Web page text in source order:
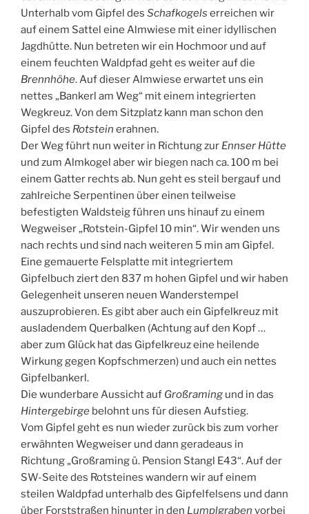
Unterhalb vom Gipfel des Schafkogels erreichen wir
auf einem Sattel eine Almwiese mit einer idyllischen
Jagdhütte. Nun betreten wir ein Hochmoor und auf
einem feuchten Waldpfad geht es weiter auf die
Brennhöhe. Auf dieser Almwiese erwartet uns ein
nettes „Bankerl am Weg“ mit einem integrierten
Wegkreuz. Von dem Sitzplatz kann man schon den
Gipfel des Rotstein erahnen.
Der Weg führt nun weiter in Richtung zur Ennser Hütte
und zum Almkogel aber wir biegen nach ca. 100 m bei
einem Gatter rechts ab. Nun geht es steil bergauf und
zahlreiche Serpentinen über einen teilweise
befestigten Waldsteig führen uns hinauf zu einem
Wegweiser „Rotstein-Gipfel 10 min“. Wir wenden uns
nach rechts und sind nach weiteren 5 min am Gipfel.
Eine gemauerte Felsplatte mit integriertem
Gipfelbuch ziert den 837 m hohen Gipfel und wir haben
Gelegenheit unseren neuen Wanderstempel
auszuprobieren. Es gibt aber auch ein Gipfelkreuz mit
ausladendem Querbalken (Achtung auf den Kopf …
aber zum Glück hat das Gipfelkreuz eine heilende
Wirkung gegen Kopfschmerzen) und auch ein nettes
Gipfelbankerl.
Die wunderbare Aussicht auf Großraming und in das
Hintergebirge belohnt uns für diesen Aufstieg.
Vom Gipfel geht es nun wieder zurück bis zum vorher
erwähnten Wegweiser und dann geradeaus in
Richtung „Großraming ü. Pension Stangl E43“. Auf der
SW-Seite des Rotsteines wandern wir auf einem
steilen Waldpfad unterhalb des Gipfelfelsens und dann
über Forststraßen hinunter in den Lumplgraben vorbei